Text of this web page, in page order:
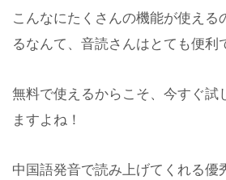
こんなにたくさんの機能が使える
るなんて、音読さんはとても便利
無料で使えるからこそ、今すぐ試
ますよね！
中国語発音で読み上げてくれる優